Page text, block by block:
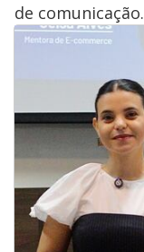
de comunicação.